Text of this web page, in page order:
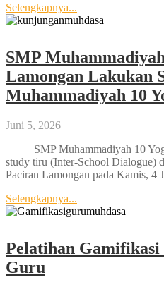
Selengkapnya...
SMP
Lamongan Lakukan
Muhammadiyah 10
Juni 5, 2026
SMP Muhammadiyah 10
study tiru (Inter-School Dialogue)
Paciran Lamongan pada Kamis, 4
Selengkapnya...
Pelatihan Gamifikasi
Guru